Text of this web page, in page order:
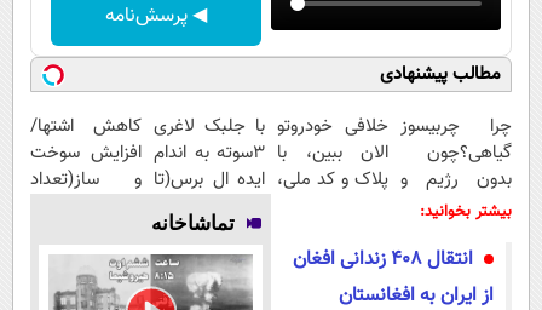
◀ پرسش‌نامه
مطالب پیشنهادی
چرا چربیسوز
گیاهی؟چون
بدون رژیم و
ورزش لاغرت
خلافی خودروتو
الان ببین، با
پلاک و کد ملی،
با جلبک لاغری
3سوته به اندام
ایده ال برس(تا
امشب تخفیف
ویژه)
کاهش اشتها/
افزایش سوخت
و ساز(تعداد
بیشتر بخوانید:
انتقال ۴۰۸ زندانی افغان
از ایران به افغانستان
تماشاخانه